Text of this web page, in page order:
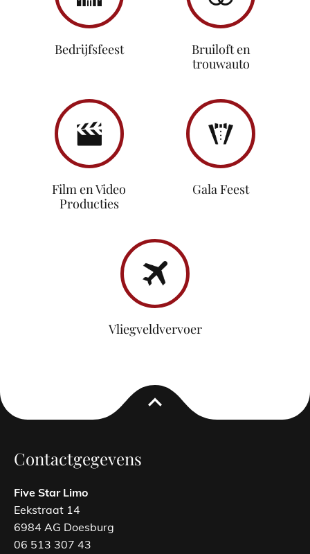
Bedrijfsfeest
Bruiloft en
trouwauto
Film en Video
Producties
Gala Feest
Vliegveldvervoer
expand_less
Contactgegevens
Five Star Limo
Eekstraat 14
6984 AG Doesburg
06 513 307 43